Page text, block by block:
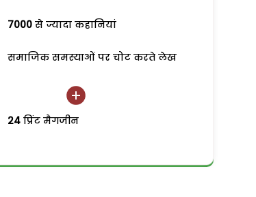
7000 से ज्यादा कहानियां
समाजिक समस्याओं पर चोट करते लेख
24 प्रिंट मैगजीन